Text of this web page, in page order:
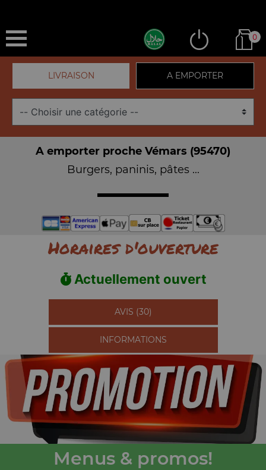
0
LIVRAISON A EMPORTER
A emporter proche Vémars (95470)
Burgers, paninis, pâtes ...
Horaires d'ouverture
Actuellement ouvert
AVIS (30)
INFORMATIONS
Menus & promos!